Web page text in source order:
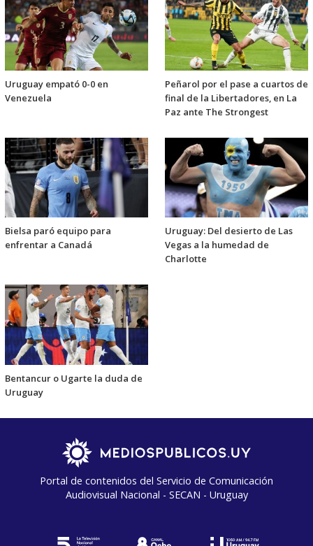
Uruguay empató 0-0 en
Venezuela
Peñarol por el pase a cuartos de
final de la Libertadores, en La
Paz ante The Strongest
Bielsa paró equipo para
enfrentar a Canadá
Uruguay: Del desierto de Las
Vegas a la humedad de
Charlotte
Bentancur o Ugarte la duda de
Uruguay
Portal de contenidos del Servicio de Comunicación
Audiovisual Nacional - SECAN - Uruguay